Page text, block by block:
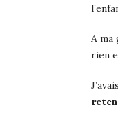
A ma
rien